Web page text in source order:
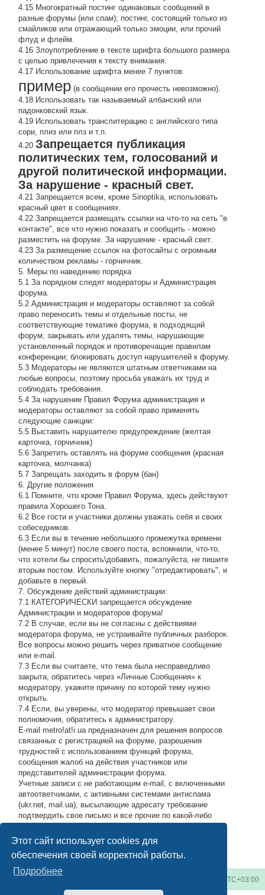
Этот сайт использует cookies для
обеспечения своей корректной работы.
Подробнее
4.15 Многократный постинг одинаковых сообщений в
разные форумы (или спам); постинг, состоящий только из
смайликов или отражающий только эмоции, или прочий
флуд и флейм.
4.16 Злоупотребление в тексте шрифта большого размера
с целью привлечения к тексту внимания.
4.17 Использование шрифта менее 7 пунктов
пример (в сообщении его прочесть невозможно).
4.18 Использовать так называемый албанский или
падонковский язык.
4.19 Использовать транслитерацию с английского типа
сори, плиз или плз и т.п.
4.20Запрещается публикация
политических тем, голосований и
другой политической информации.
За нарушение - красный свет.
4.21 Запрещается всем, кроме Sinoptika, использовать
красный цвет в сообщениях.
4.22 Запрещается размещать ссылки на что-то на сеть "в
контакте", все что нужно показать и сообщить - можно
разместить на форуме. За нарушение - красный свет.
4.23 За размещение ссылок на фотосайты с огромным
количеством рекламы - горчичник.
5. Меры по наведению порядка
5.1 За порядком следят модераторы и Администрация
форума.
5.2 Администрация и модераторы оставляют за собой
право переносить темы и отдельные посты, не
соответствующие тематике форума, в подходящий
форум; закрывать или удалять темы, нарушающие
установленный порядок и противоречащие правилам
конференции; блокировать доступ нарушителей к форуму.
5.3 Модераторы не являются штатным ответчиками на
любые вопросы, поэтому просьба уважать их труд и
соблюдать требования.
5.4 За нарушение Правил Форума администрация и
модераторы оставляют за собой право применять
следующие санкции:
5.5 Выставить нарушителю предупреждение (желтая
карточка, горчичник)
5.6 Запретить оставлять на форуме сообщения (красная
карточка, молчанка)
5.7 Запрещать заходить в форум (бан)
6. Другие положения
6.1 Помните, что кроме Правил Форума, здесь действуют
правила Хорошего Тона.
6.2 Все гости и участники должны уважать себя и своих
собеседников.
6.3 Если вы в течение небольшого промежутка времени
(менее 5 минут) после своего поста, вспомнили, что-то,
что хотели бы спросить\добавить, пожалуйста, не пишите
вторым постом. Используйте кнопку "отредактировать", и
добавьте в первый.
7. Обсуждение действий администрации:
7.1 КАТЕГОРИЧЕСКИ запрещается обсуждение
Администрации и модераторов форума!
7.2 В случае, если вы не согласны с действиями
модератора форума, не устраивайте публичных разборок.
Все вопросы можно решить через приватное сообщение
или e-mail.
7.3 Если вы считаете, что тема была несправедливо
закрыта, обратитесь через «Личные Сообщения» к
модератору, укажите причину по которой тему нужно
открыть.
7.4 Если, вы уверены, что модератор превышает свои
полномочия, обратитесь к администратору.
E-mail metro!at!i.ua предназначен для решения вопросов
связанных с регистрацией на форуме, разрешения
трудностей с использованием функций форума,
сообщения жалоб на действия участников или
представителей администрации форума.
Учетные записи с не работающим e-mail, с включенными
автоответчиками, с активными системами антиспама
(ukr.net, mail.ua), высылающие адресату требование
подтвердить свое письмо и все прочие по какой-либо
высылающие мусор на адрес администрации, будут
блокироваться по усмотрению администратора.
UTC+03:00